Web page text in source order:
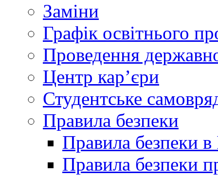
Заміни
Графік освітнього
Проведення
Центр кар’єри
Студентське
Правила безпеки
Правила безпеки в
Правила безпеки